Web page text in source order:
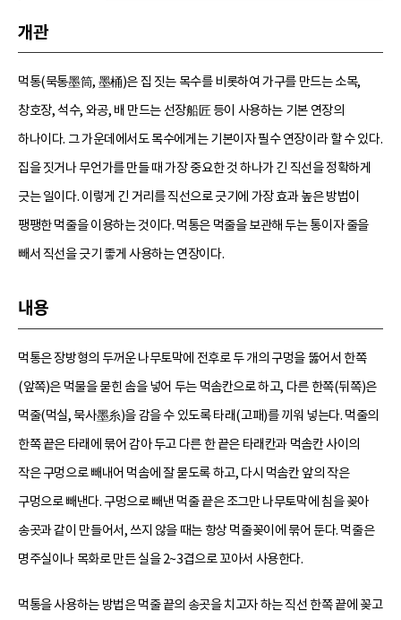
개관
먹통(묵통墨筒, 墨桶)은 집 짓는 목수를 비롯하여 가구를 만드는 소목,
창호장, 석수, 와공, 배 만드는 선장船匠 등이 사용하는 기본 연장의
하나이다. 그 가운데에서도 목수에게는 기본이자 필수 연장이라 할 수 있다.
집을 짓거나 무언가를 만들 때 가장 중요한 것 하나가 긴 직선을 정확하게
긋는 일이다. 이렇게 긴 거리를 직선으로 긋기에 가장 효과 높은 방법이
팽팽한 먹줄을 이용하는 것이다. 먹통은 먹줄을 보관해 두는 통이자 줄을
빼서 직선을 긋기 좋게 사용하는 연장이다.
내용
먹통은 장방형의 두꺼운 나무토막에 전후로 두 개의 구멍을 뚫어서 한쪽
(앞쪽)은 먹물을 묻힌 솜을 넣어 두는 먹솜칸으로 하고, 다른 한쪽(뒤쪽)은
먹줄(먹실, 묵사墨糸)을 감을 수 있도록 타래(고패)를 끼워 넣는다. 먹줄의
한쪽 끝은 타래에 묶어 감아 두고 다른 한 끝은 타래칸과 먹솜칸 사이의
작은 구멍으로 빼내어 먹솜에 잘 묻도록 하고, 다시 먹솜칸 앞의 작은
구멍으로 빼낸다. 구멍으로 빼낸 먹줄 끝은 조그만 나무토막에 침을 꽂아
송곳과 같이 만들어서, 쓰지 않을 때는 항상 먹줄꽂이에 묶어 둔다. 먹줄은
명주실이나 목화로 만든 실을 2~3겹으로 꼬아서 사용한다.
먹통을 사용하는 방법은 먹줄 끝의 송곳을 치고자 하는 직선 한쪽 끝에 꽂고